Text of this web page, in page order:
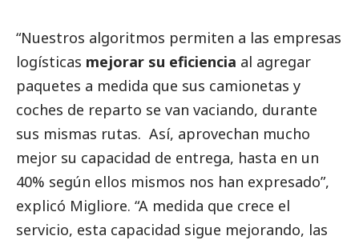
“Nuestros algoritmos permiten a las empresas
logísticas mejorar su eficiencia al agregar
paquetes a medida que sus camionetas y
coches de reparto se van vaciando, durante
sus mismas rutas. Así, aprovechan mucho
mejor su capacidad de entrega, hasta en un
40% según ellos mismos nos han expresado”,
explicó Migliore. “A medida que crece el
servicio, esta capacidad sigue mejorando, las